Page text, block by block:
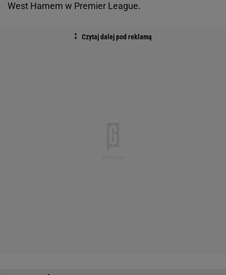
West Hamem w Premier League.